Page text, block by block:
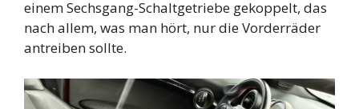
einem Sechsgang-Schaltgetriebe gekoppelt, das
nach allem, was man hört, nur die Vorderräder
antreiben sollte.